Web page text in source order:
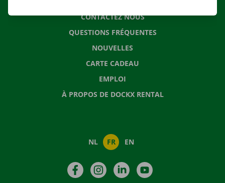
CONTACTEZ NOUS
QUESTIONS FRÉQUENTES
NOUVELLES
CARTE CADEAU
EMPLOI
À PROPOS DE DOCKX RENTAL
NL FR EN
FacebookInstagramLinkedIn